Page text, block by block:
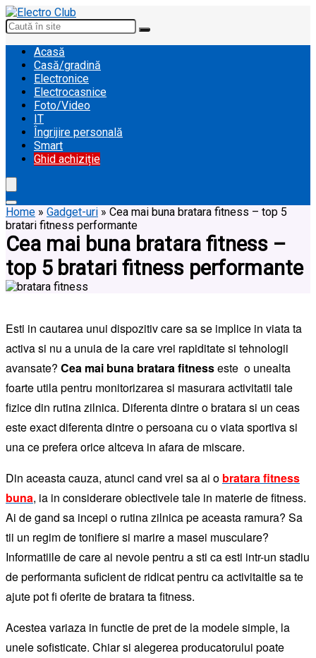
Acasă
Casă/gradină
Electronice
Electrocasnice
Foto/Video
IT
Îngrijire personală
Smart
Ghid achiziție
Home » Gadget-uri » Cea mai buna bratara fitness – top 5
bratari fitness performante
Cea mai buna bratara fitness –
top 5 bratari fitness performante
Esti in cautarea unui dispozitiv care sa se implice in viata ta
activa si nu a unuia de la care vrei rapiditate si tehnologii
avansate? Cea mai buna bratara fitnesseste o unealta
foarte utila pentru monitorizarea si masurara activitatii tale
fizice din rutina zilnica. Diferenta dintre o bratara si un ceas
este exact diferenta dintre o persoana cu o viata sportiva si
una ce prefera orice altceva in afara de miscare.
Din aceasta cauza, atunci cand vrei sa ai o bratara fitness
buna, ia in considerare obiectivele tale in materie de fitness.
Ai de gand sa incepi o rutina zilnica pe aceasta ramura? Sa
tii un regim de tonifiere si marire a masei musculare?
Informatiile de care ai nevoie pentru a sti ca esti intr-un stadiu
de performanta suficient de ridicat pentru ca activitaitle sa te
ajute pot fi oferite de bratara ta fitness.
Acestea variaza in functie de pret de la modele simple, la
unele sofisticate. Chiar si alegerea producatorului poate